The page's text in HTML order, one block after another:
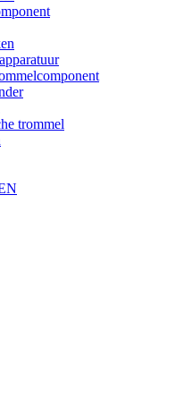
trommel